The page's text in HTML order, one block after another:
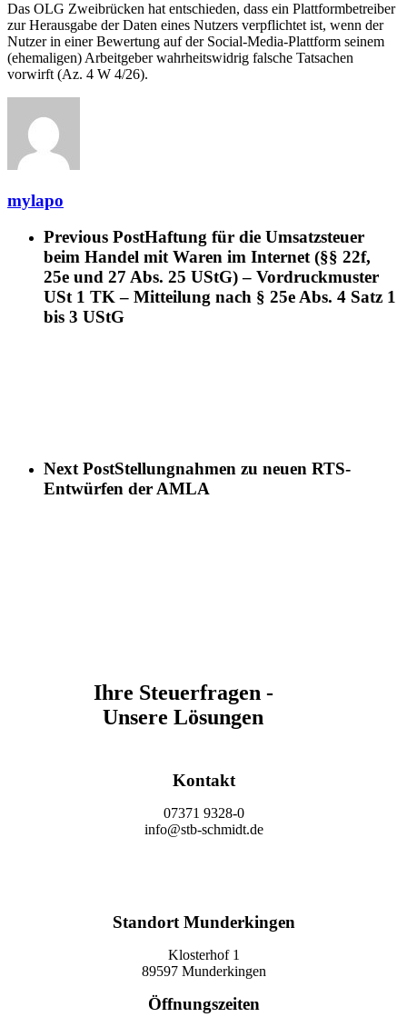
Das OLG Zweibrücken hat entschieden, dass ein Plattformbetreiber
zur Herausgabe der Daten eines Nutzers verpflichtet ist, wenn der
Nutzer in einer Bewertung auf der Social-Media-Plattform seinem
(ehemaligen) Arbeitgeber wahrheitswidrig falsche Tatsachen
vorwirft (Az. 4 W 4/26).
mylapo
Previous PostHaftung für die Umsatzsteuer
beim Handel mit Waren im Internet (§§ 22f,
25e und 27 Abs. 25 UStG) – Vordruckmuster
USt 1 TK – Mitteilung nach § 25e Abs. 4 Satz 1
bis 3 UStG
Next PostStellungnahmen zu neuen RTS-
Entwürfen der AMLA
Ihre Steuerfragen -
Unsere Lösungen
Kontakt
07371 9328-0
info@stb-schmidt.de
Standort Munderkingen
Klosterhof 1
89597 Munderkingen
Öffnungszeiten